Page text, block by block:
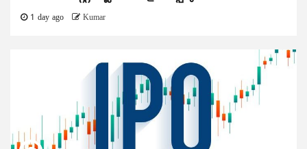
1 day ago Kumar